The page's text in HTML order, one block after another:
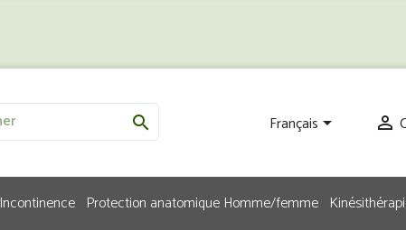
 Français 
Incontinence Protection anatomique Homme/femme